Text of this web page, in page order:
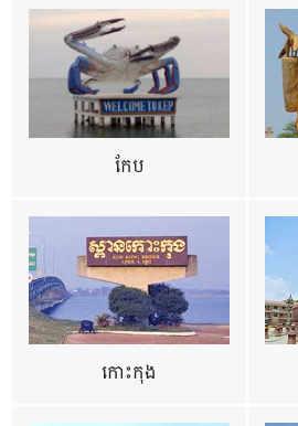
កែប
កោះកុង